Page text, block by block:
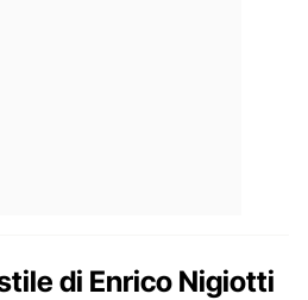
di Enrico Nigiotti